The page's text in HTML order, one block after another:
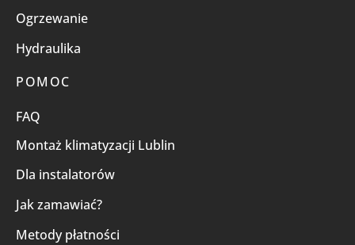
Ogrzewanie
Hydraulika
POMOC
FAQ
Montaż klimatyzacji Lublin
Dla instalatorów
Jak zamawiać?
Metody płatności